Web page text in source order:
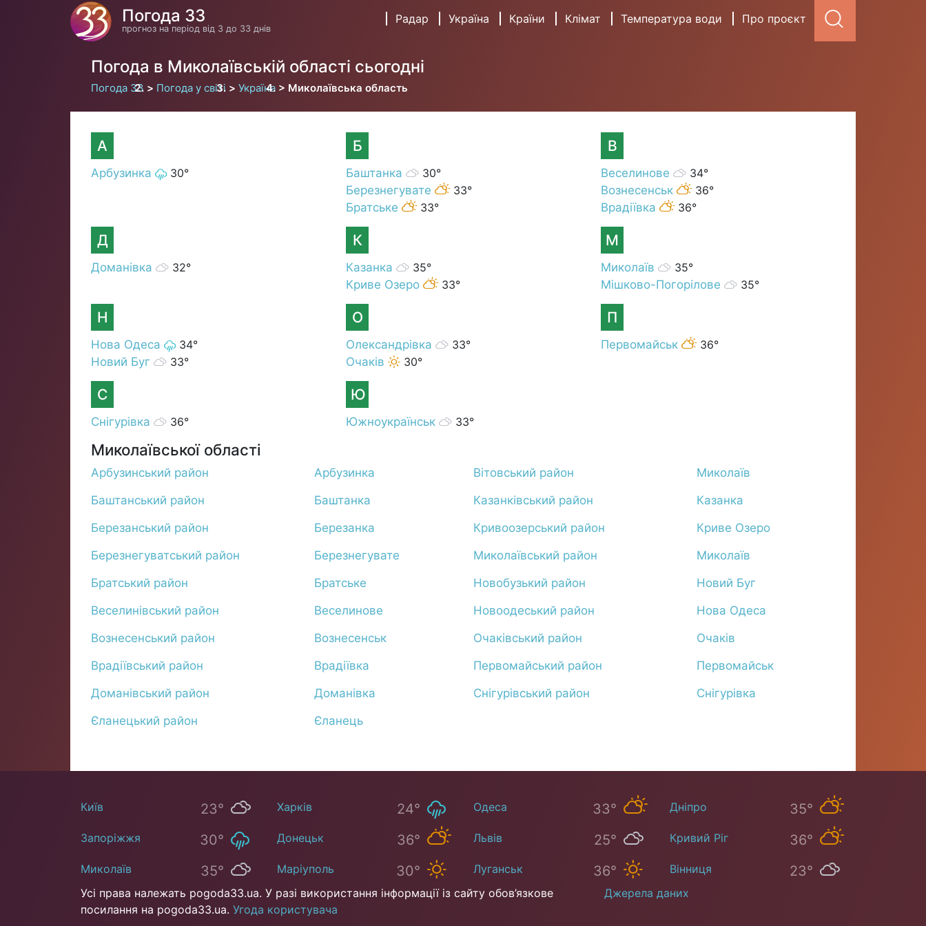
Погода 33
прогноз на період від 3 до 33 днів
Радар Україна Країни Клімат Температура води Про проєкт
Погода в Миколаївській області сьогодні
Погода 33 Погода у світі Україна Миколаївська область
А
Арбузинка 30°
Б
Баштанка
30°
Березнегувате
33°
Братське
33°
В
Веселинове
34°
Вознесенськ
36°
Врадіївка
36°
Д
Доманівка 32°
К
Казанка
35°
Криве Озеро
33°
М
Миколаїв
35°
Мішково-Погорілове
35°
Н
Нова Одеса
34°
Новий Буг
33°
О
Олександрівка
33°
Очаків
30°
П
Первомайськ 36°
С
Снігурівка 36°
Ю
Южноукраїнськ 33°
Миколаївської області
Арбузинський район
Арбузинка
Баштанський район
Баштанка
Березанський район
Березанка
Березнегуватський район
Березнегувате
Братський район
Братське
Веселинівський район
Веселинове
Вознесенський район
Вознесенськ
Врадіївський район
Врадіївка
Доманівський район
Доманівка
Єланецький район
Єланець
Вітовський район
Миколаїв
Казанківський район
Казанка
Кривоозерський район
Криве Озеро
Миколаївський район
Миколаїв
Новобузький район
Новий Буг
Новоодеський район
Нова Одеса
Очаківський район
Очаків
Первомайський район
Первомайськ
Снігурівський район
Снігурівка
Київ 23° Харків 24° Одеса 33° Дніпро 35°
Запоріжжя 30° Донецьк 36° Львів 25° Кривий Ріг 36°
Миколаїв 35° Маріуполь 30° Луганськ 36° Вінниця 23°
Усі права належать pogoda33.ua. У разі використання інформації із сайту обов’язкове
посилання на pogoda33.ua. Угода користувача
Джерела даних